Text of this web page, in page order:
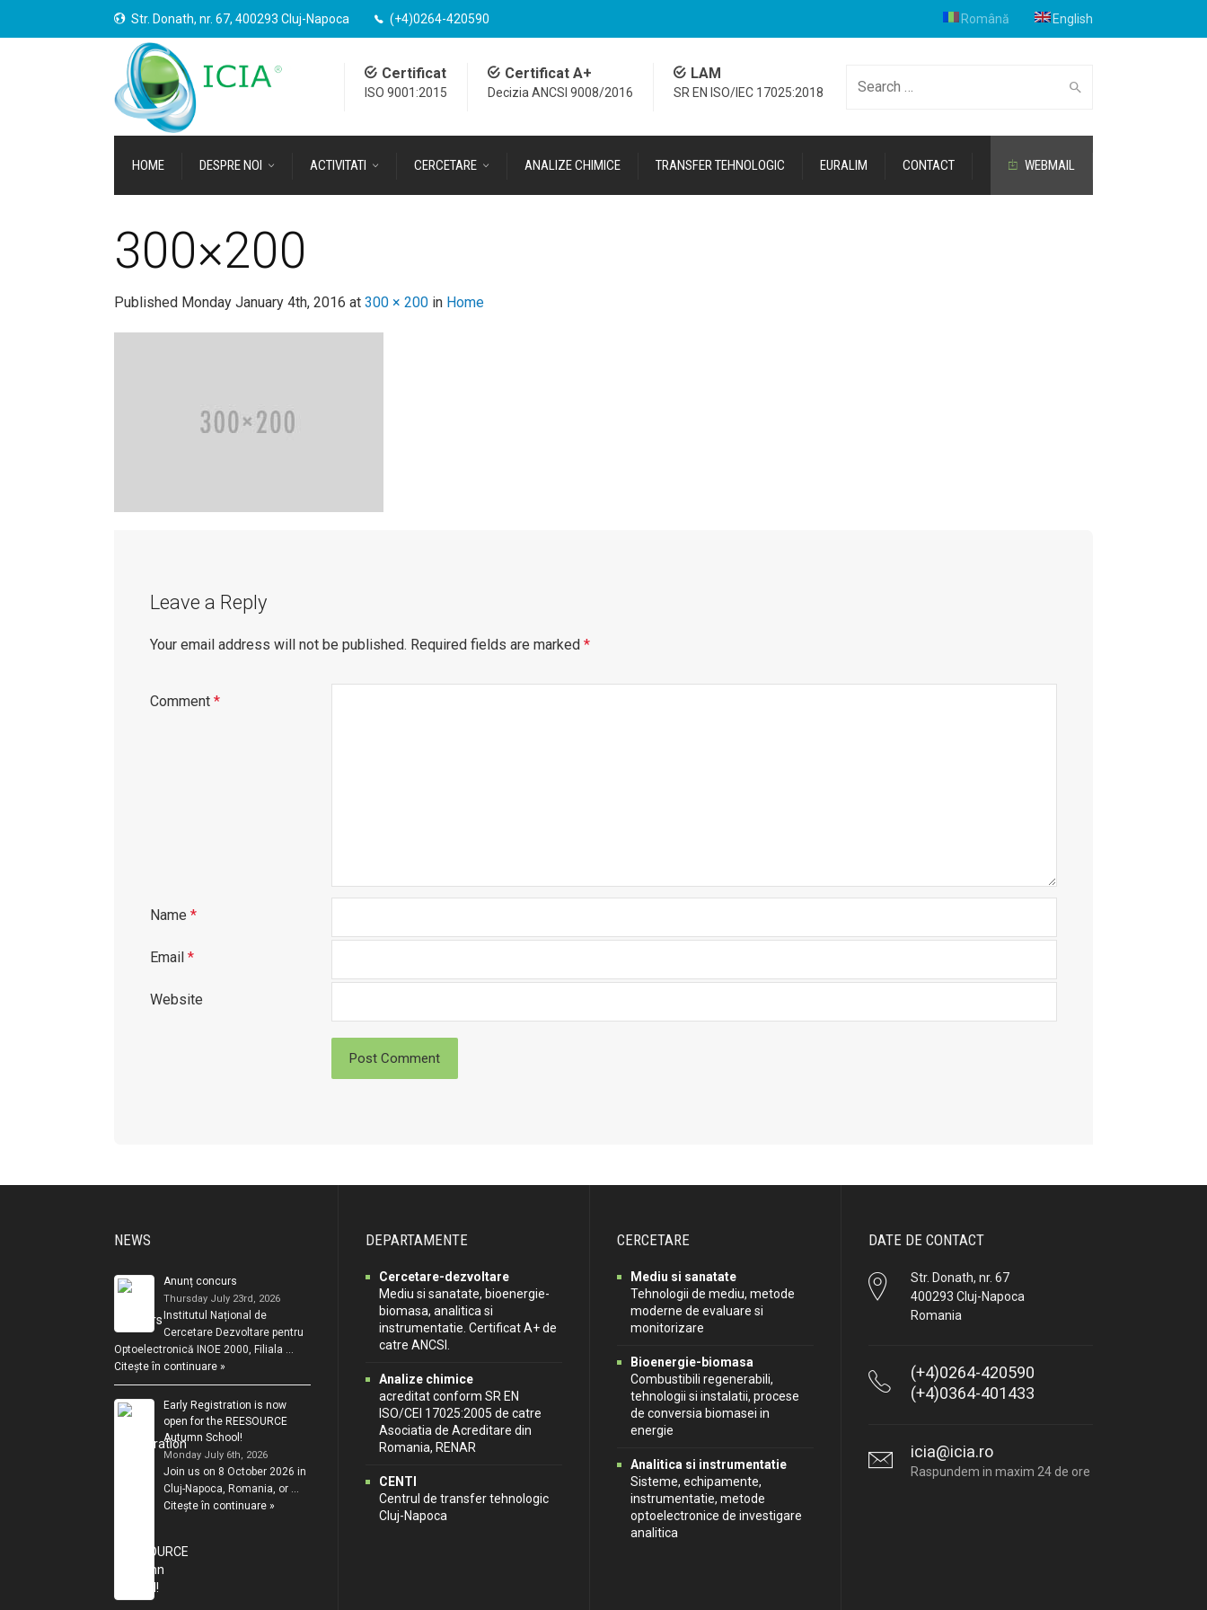
Str. Donath, nr. 67, 400293 Cluj-Napoca (+4)0264-420590 Română English
Search
LAM
SR EN ISO/IEC 17025:2018
Certificat A+
Decizia ANCSI 9008/2016
Certificat
ISO 9001:2015
HOME DESPRE NOI ACTIVITATI CERCETARE ANALIZE CHIMICE TRANSFER TEHNOLOGIC EURALIM CONTACT WEBMAIL
300×200
Published Monday January 4th, 2016 at 300 × 200 in Home
Leave a Reply
Your email address will not be published. Required fields are marked *
Comment *
Name *
Email *
Website
NEWS
Anunț concurs
Thursday July 23rd, 2026
Institutul Național de
Cercetare Dezvoltare pentru
Optoelectronică INOE 2000, Filiala …
Citește în continuare »
Early Registration is now
open for the REESOURCE
Autumn School!
Monday July 6th, 2026
Join us on 8 October 2026 in
Cluj-Napoca, Romania, or …
Citește în continuare »
DEPARTAMENTE
Cercetare-dezvoltare
Mediu si sanatate, bioenergie-
biomasa, analitica si
instrumentatie. Certificat A+ de
catre ANCSI.
Analize chimice
acreditat conform SR EN
ISO/CEI 17025:2005 de catre
Asociatia de Acreditare din
Romania, RENAR
CENTI
Centrul de transfer tehnologic
Cluj-Napoca
CERCETARE
Mediu si sanatate
Tehnologii de mediu, metode
moderne de evaluare si
monitorizare
Bioenergie-biomasa
Combustibili regenerabili,
tehnologii si instalatii, procese
de conversia biomasei in
energie
Analitica si instrumentatie
Sisteme, echipamente,
instrumentatie, metode
optoelectronice de investigare
analitica
DATE DE CONTACT
Str. Donath, nr. 67
400293 Cluj-Napoca
Romania
(+4)0264-420590
(+4)0364-401433
icia@icia.ro
Raspundem in maxim 24 de ore